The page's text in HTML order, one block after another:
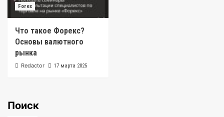
Forex
Что такое Форекс?
Основы валютного
рынка
Redactor 17 марта 2025
Поиск